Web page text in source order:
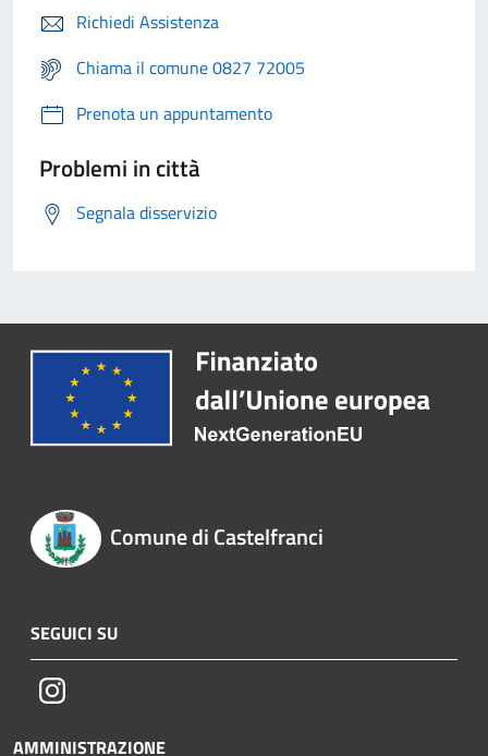
Richiedi Assistenza
Chiama il comune 0827 72005
Prenota un appuntamento
Problemi in città
Segnala disservizio
Comune di Castelfranci
SEGUICI SU
Instagram
AMMINISTRAZIONE